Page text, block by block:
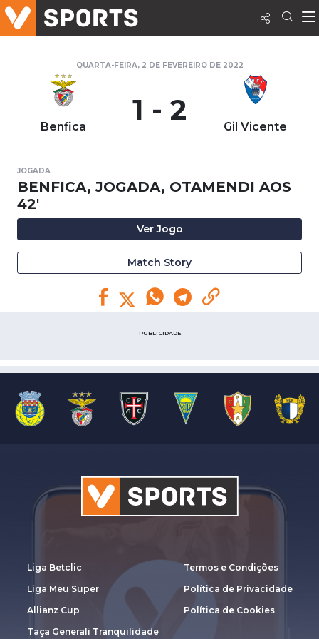
QUARTA-FEIRA, 2 DE FEVEREIRO DE 2022
Benfica 1 - 2 Gil Vicente
JOGADA
BENFICA, JOGADA, OTAMENDI AOS
42'
Ver Jogo
Match Story
PUBLICIDADE
Liga Betclic
Liga Meu Super
Allianz Cup
Taça Generali Tranquilidade
Termos e Condições
Política de Privacidade
Política de Cookies